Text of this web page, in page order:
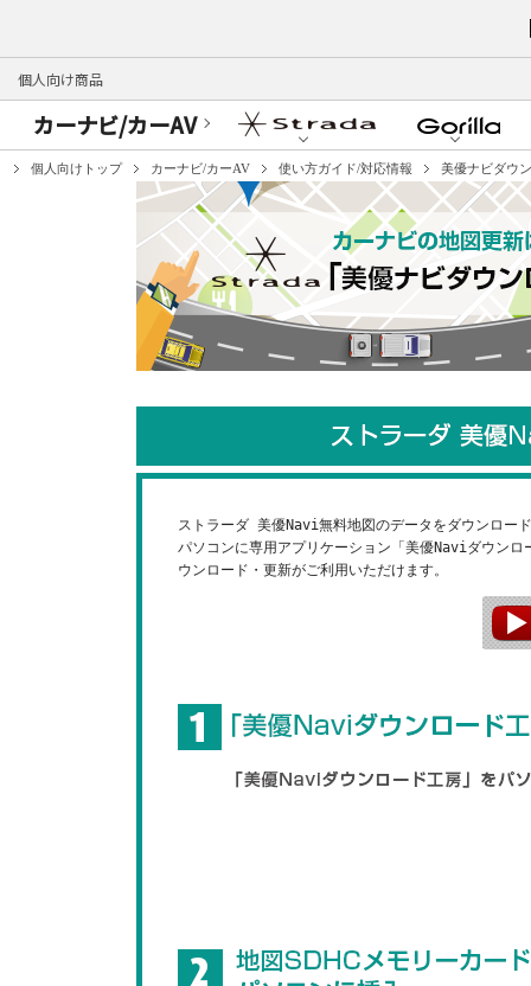
個人向け商品
カーナビ/カーAV
個人向けトップ カーナビ/カーAV 使い方ガイド/対応情報 美優ナビダウ
ストラーダ 美優Navi無料地図のデータをダウンロー
パソコンに専用アプリケーション「美優Naviダウン
ウンロード・更新がご利用いただけます。